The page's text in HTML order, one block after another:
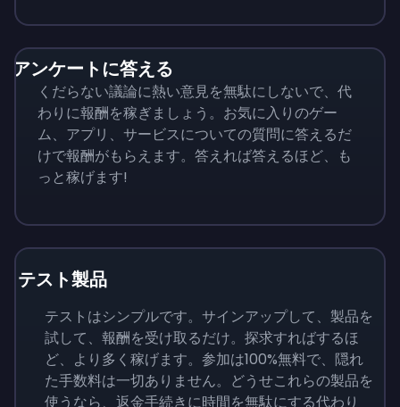
アンケートに答える
くだらない議論に熱い意見を無駄にしないで、代
わりに報酬を稼ぎましょう。お気に入りのゲー
ム、アプリ、サービスについての質問に答えるだ
けで報酬がもらえます。答えれば答えるほど、も
っと稼げます!
テスト製品
テストはシンプルです。サインアップして、製品を
試して、報酬を受け取るだけ。探求すればするほ
ど、より多く稼げます。参加は100%無料で、隠れ
た手数料は一切ありません。どうせこれらの製品を
使うなら、返金手続きに時間を無駄にする代わり